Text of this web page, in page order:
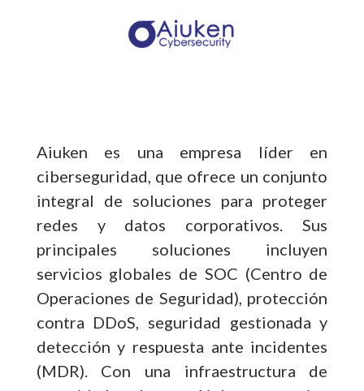
Aiuken es una empresa líder en
ciberseguridad, que ofrece un conjunto
integral de soluciones para proteger
redes y datos corporativos. Sus
principales soluciones incluyen
servicios globales de SOC (Centro de
Operaciones de Seguridad), protección
contra DDoS, seguridad gestionada y
detección y respuesta ante incidentes
(MDR). Con una infraestructura de